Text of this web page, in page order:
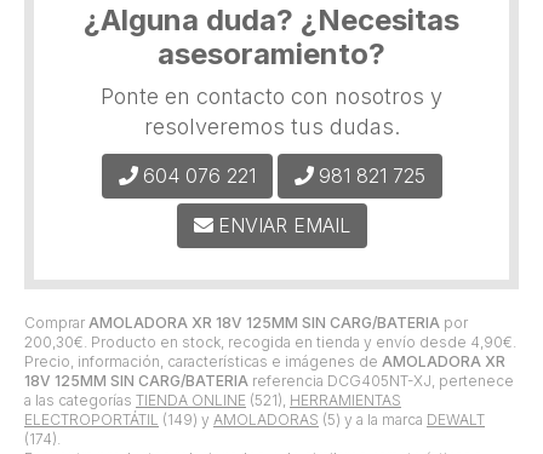
Comprar AMOLADORA XR 18V 125MM SIN CARG/BATERIA por
200,30€ . Producto en stock, recogida en tienda y envío desde 4,90€
Precio, información, características e imágenes de AMOLADORA XR
18V 125MM SIN CARG/BATERIA referencia DCG405NT-XJ, pertenece
a las categorías TIENDA ONLINE (521), HERRAMIENTAS
ELECTROPORTÁTIL (149) y AMOLADORAS (5) y a la marca DEWALT
(174).
¿Alguna duda? ¿Necesitas
asesoramiento?
Ponte en contacto con nosotros y
resolveremos tus dudas.
604 076 221 981 821 725
ENVIAR EMAIL